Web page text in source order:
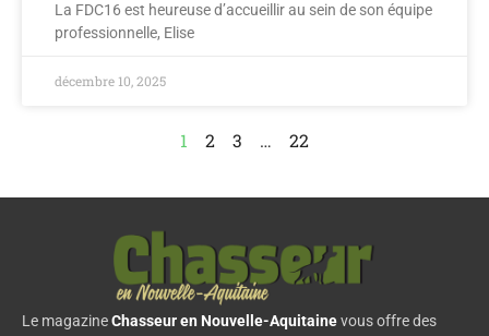
La FDC16 est heureuse d’accueillir au sein de son équipe
professionnelle, Elise
décembre 10, 2025
1 2 3 … 22
Le magazineChasseur en Nouvelle-Aquitainevous offre des